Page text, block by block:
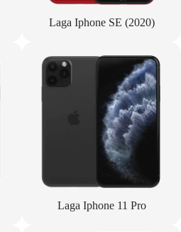
Laga Iphone SE (2020)
Laga Iphone 11 Pro